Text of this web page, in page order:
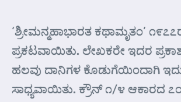
‘ಶ್ರೀಮನ್ಮಹಾಭಾರತ ಕಥಾಮೃತಂ’
ಪ್ರಕಟವಾಯಿತು. ಲೇಖಕರೇ ಇದರ
ಹಲವು ದಾನಿಗಳ ಕೊಡುಗೆಯಿಂದಾಗಿ
ಸಾಧ್ಯವಾಯಿತು. ಕ್ರೌನ್ ೧/೪ ಆಕಾರದ